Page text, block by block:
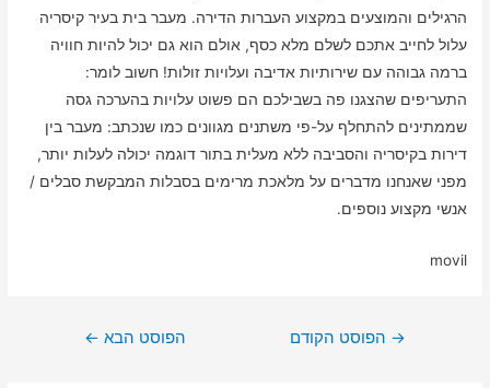
הרגילים והמוצעים במקצוע העברות הדירה. מעבר בית בעיר קיסריה
עלול לחייב אתכם לשלם מלא כסף, אולם הוא גם יכול להיות חוויה
ברמה גבוהה עם שירותיות אדיבה ועלויות זולות! חשוב לומר:
התעריפים שהצגנו פה בשבילכם הם פשוט עלויות בהערכה גסה
שממתינים להתחלף על-פי משתנים מגוונים כמו שנכתב: מעבר בין
דירות בקיסריה והסביבה ללא מעלית בתור דוגמה יכולה לעלות יותר,
מפני שאנחנו מדברים על מלאכת מרימים בסבלות המבקשת סבלים /
אנשי מקצוע נוספים.
movil
ניווט
→ הפוסט הקודם הפוסט הבא ←